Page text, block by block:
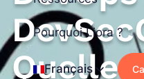
Pourquoi Liora ?
Français
Quelles